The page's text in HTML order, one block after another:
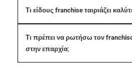
Τι είδους franchise ταιριάζει
Τι πρέπει να ρωτήσω τον
στην επαρχία;